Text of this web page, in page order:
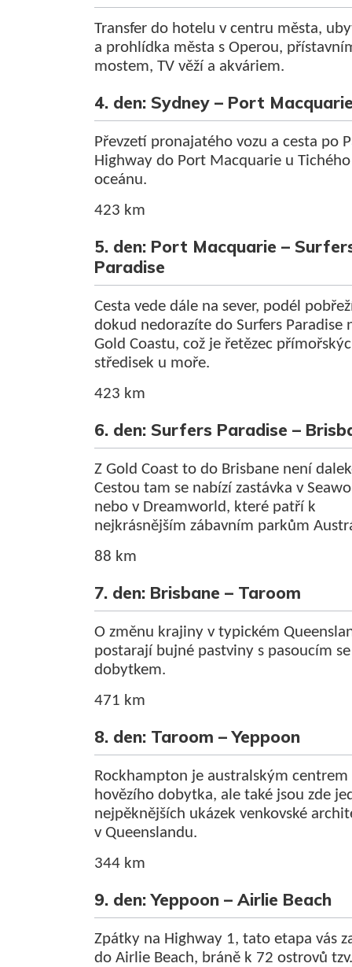
Transfer do hotelu v centru města,
a prohlídka města s Operou,
mostem, TV věží a akváriem.
4. den: Sydney – Port
Převzetí pronajatého vozu a cesta po
Highway do Port Macquarie u Tichého
oceánu.
423 km
5. den: Port Macquarie –
Paradise
Cesta vede dále na sever, podél
dokud nedorazíte do Surfers Paradise
Gold Coastu, což je řetězec
středisek u moře.
423 km
6. den: Surfers Paradise –
Z Gold Coast to do Brisbane není
Cestou tam se nabízí zastávka v
nebo v Dreamworld, které patří k
nejkrásnějším zábavním parkům
88 km
7. den: Brisbane – Taroom
O změnu krajiny v typickém
postarají bujné pastviny s pasoucím se
dobytkem.
471 km
8. den: Taroom – Yeppoon
Rockhampton je australským centrem
hovězího dobytka, ale také jsou zde
nejpěknějších ukázek venkovské
v Queenslandu.
344 km
9. den: Yeppoon – Airlie Beach
Zpátky na Highway 1, tato etapa vás
do Airlie Beach, bráně k 72 ostrovů tzv.